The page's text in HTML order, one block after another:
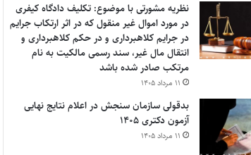
نظریه مشورتی با موضوع: تکلیف دادگاه کیفری
در مورد اموال غیر منقول که در اثر ارتکاب جرایم
در جرایم کلاهبرداری و در حکم کلاهبرداری و
انتقال مال غیر، سند رسمی مالکیت به نام
مرتکب صادر شده باشد
۱۱ مرداد ۱۴۰۵
بدقولی سازمان سنجش در اعلام نتایج نهایی
آزمون دکتری ۱۴۰۵
۱۱ مرداد ۱۴۰۵